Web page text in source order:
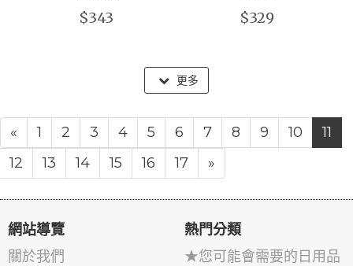
$343 $329
更多
« 1 2 3 4 5 6 7 8 9 10
11
12
13 14 15 16 17 »
網站導覽
關於我們
熱門分類
★您可能會需要的日用品